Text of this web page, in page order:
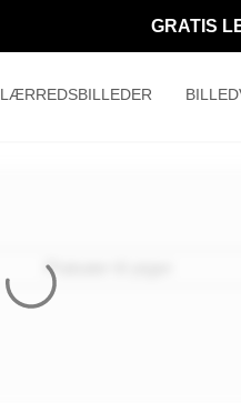
GRATIS
LÆRREDSBILLEDER